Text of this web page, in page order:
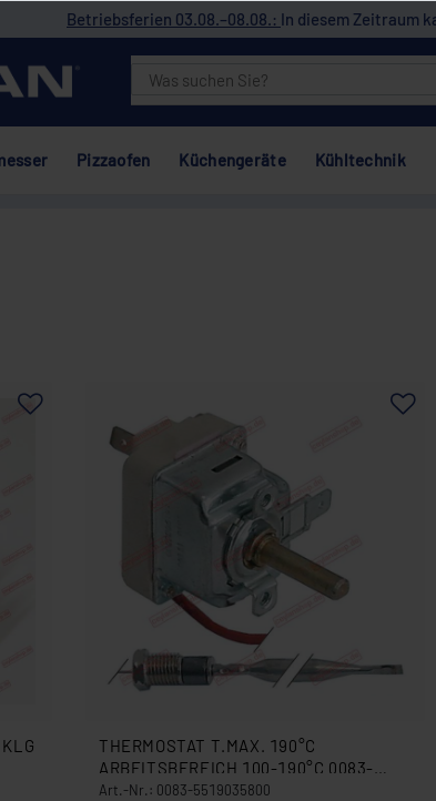
Betriebsferien 03.08.–08.08.: In diesem Zeitraum
Pizzaofen Küchengeräte Kühltechnik
THERMOSTAT T.MAX. 190°C
ARBEITSBEREICH 100-190°C 0083-
5519035800
Art.-Nr.: 0083-5519035800